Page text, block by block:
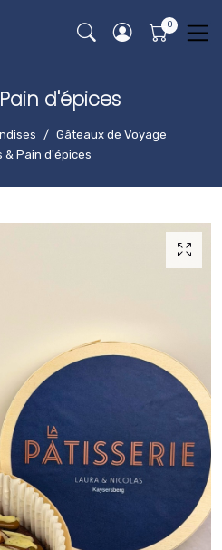
d'épices
Gâteaux de Voyage
& Pain d'épices